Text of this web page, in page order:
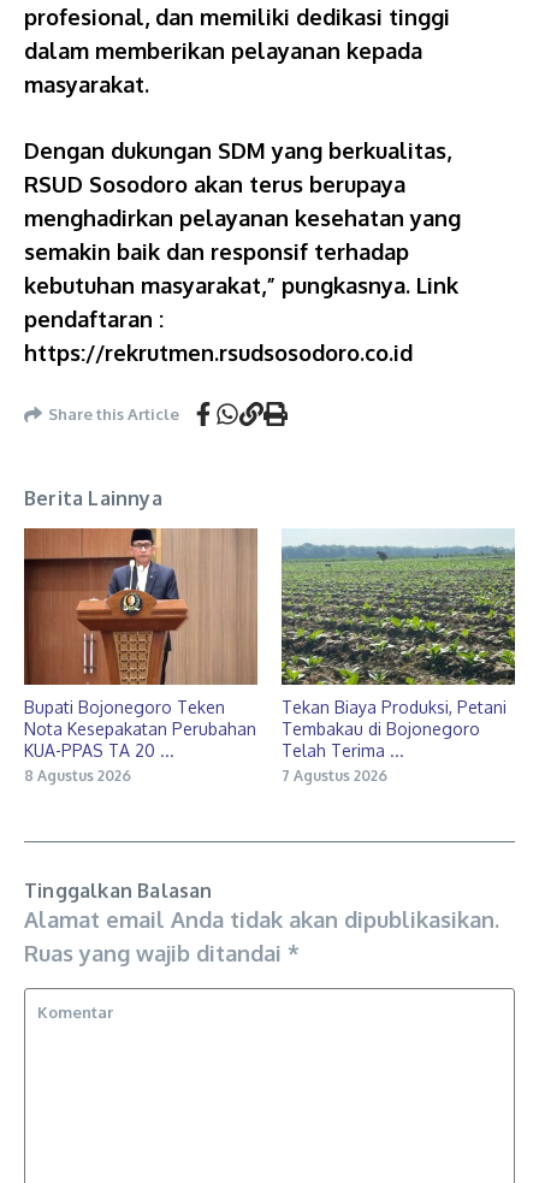
profesional, dan memiliki dedikasi tinggi
dalam memberikan pelayanan kepada
masyarakat.
Dengan dukungan SDM yang berkualitas,
RSUD Sosodoro akan terus berupaya
menghadirkan pelayanan kesehatan yang
semakin baik dan responsif terhadap
kebutuhan masyarakat,” pungkasnya. Link
pendaftaran :
https://rekrutmen.rsudsosodoro.co.id
Share this Article
Berita Lainnya
Bupati Bojonegoro Teken
Nota Kesepakatan Perubahan
KUA-PPAS TA 20 ...
8 Agustus 2026
Tekan Biaya Produksi, Petani
Tembakau di Bojonegoro
Telah Terima ...
7 Agustus 2026
Tinggalkan Balasan
Alamat email Anda tidak akan dipublikasikan.
Ruas yang wajib ditandai *